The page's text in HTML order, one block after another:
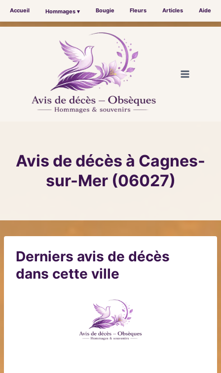
Accueil Hommages ▾ Bougie Fleurs Articles Aide
Avis de décès à Cagnes-
sur-Mer (06027)
Derniers avis de décès
dans cette ville